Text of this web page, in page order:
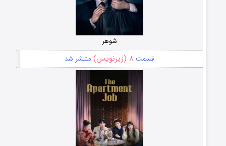
شوهر
قسمت ۸ (زیرنویس) منتشر شد